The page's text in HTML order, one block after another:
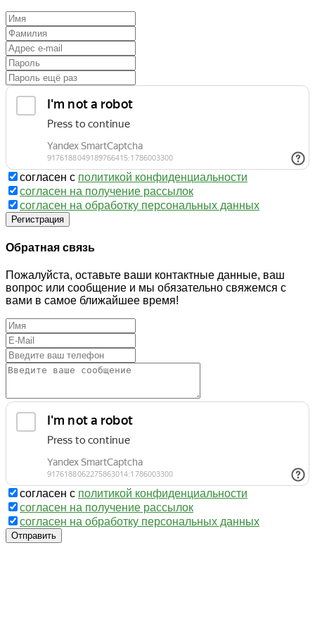
согласен с политикой конфиденциальности
согласен на получение рассылок
согласен на обработку персональных данных
Регистрация
Обратная связь
Пожалуйста, оставьте ваши контактные данные, ваш
вопрос или сообщение и мы обязательно свяжемся с
вами в самое ближайшее время!
согласен с политикой конфиденциальности
согласен на получение рассылок
согласен на обработку персональных данных
Отправить